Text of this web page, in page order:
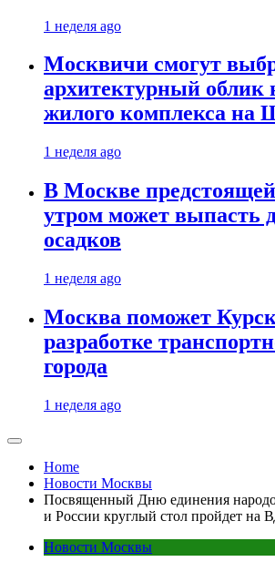
1 неделя ago
Москвичи смогут
архитектурный облик
жилого комплекса на
1 неделя ago
В Москве
утром может выпасть
осадков
1 неделя ago
Москва поможет
разработке
города
1 неделя ago
Home
Новости Москвы
Посвященный Дню единения
и России круглый стол пройдет на
Новости Москвы